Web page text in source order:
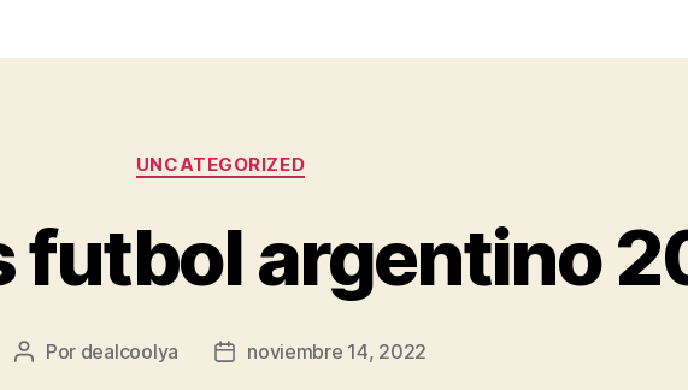
Categorías
UNCATEGORIZED
futbol argentino
Autor
Por dealcoolya
Fechanoviembre 14, 2022